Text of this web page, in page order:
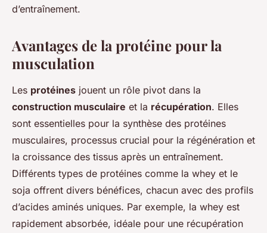
d’entraînement.
Avantages de la protéine pour la
musculation
Les protéines jouent un rôle pivot dans la
construction musculaire et la récupération. Elles
sont essentielles pour la synthèse des protéines
musculaires, processus crucial pour la régénération et
la croissance des tissus après un entraînement.
Différents types de protéines comme la whey et le
soja offrent divers bénéfices, chacun avec des profils
d’acides aminés uniques. Par exemple, la whey est
rapidement absorbée, idéale pour une récupération